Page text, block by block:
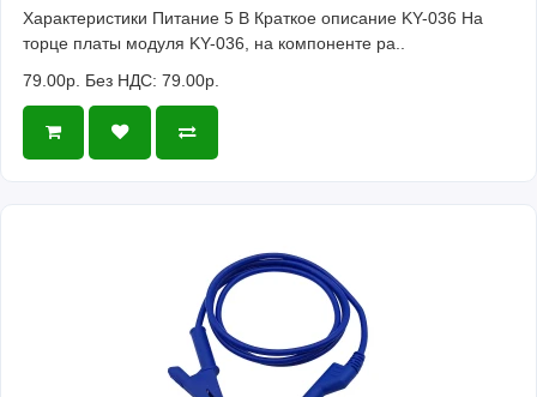
Характеристики Питание 5 В Краткое описание KY-036 На
торце платы модуля KY-036, на компоненте ра..
79.00р. Без НДС: 79.00р.